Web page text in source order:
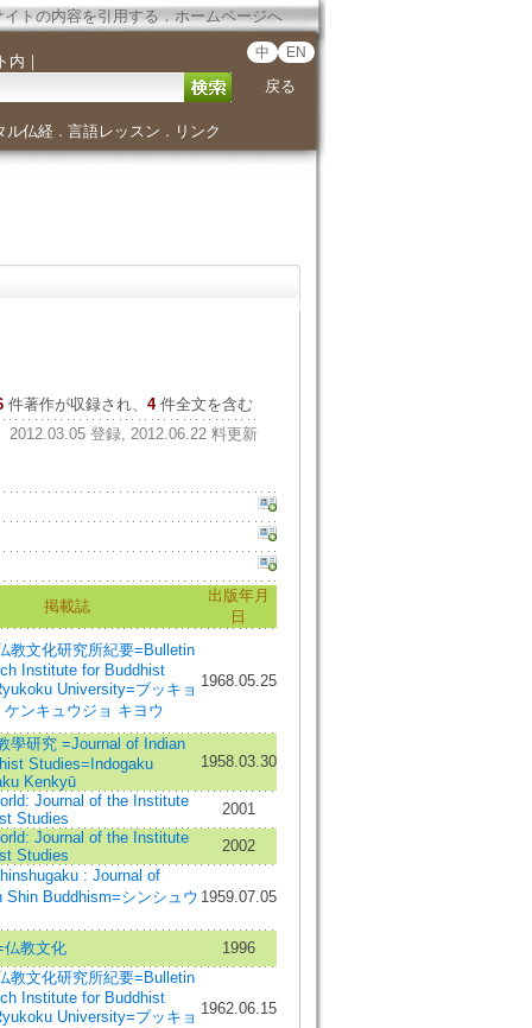
イトの内容を引用する．ホームページへ
内 ｜ 中 EN
戻る
ル仏経． 言語レッスン ． リンク
件著作が収録され、 4件全文を含む
2012.03.05 登録, 2012.06.22 料更新
掲載誌
出版年月
日
教文化研究所紀要=Bulletin
Institute for Buddhist
University=ブッキョ
ンキュウジョ キヨウ
1968.05.25
學研究 =Journal of Indian
Studies=Indogaku
Kenkyū
1958.03.30
Journal of the Institute
Studies
2001
Journal of the Institute
Studies
2002
: Journal of
Shin Buddhism=シンシュウ 1959.07.05
仏教文化
1996
教文化研究所紀要=Bulletin
Institute for Buddhist
University=ブッキョ 1962.06.15